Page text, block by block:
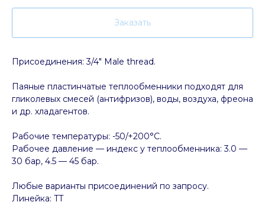
Заказать
Присоединения: 3/4" Male thread.
Паяные пластинчатые теплообменники подходят для
гликолевых смесей (антифризов), воды, воздуха, фреона
и др. хладагентов.
Рабочие температуры: -50/+200°C.
Рабочее давление — индекс у теплообменника: 3.0 —
30 бар, 4.5 — 45 бар.
Любые варианты присоединений по запросу.
Линейка: TT